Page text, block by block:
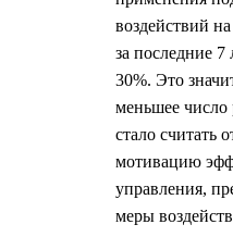
воздействий
за последние 7
30%. Это
меньшее число
стало считать
мотивацию
управления,
меры